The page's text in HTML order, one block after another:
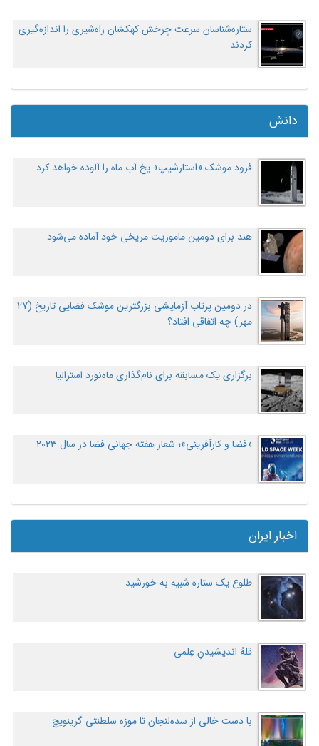
ستاره‌شناسان سرعت چرخش کهکشان راه‌شیری را اندازه‌گیری
کردند
دانش
فرود موشک «استارشیپ» یخ آب ماه را آلوده خواهد کرد
هند برای دومین ماموریت مریخی خود آماده می‌شود
در دومین پرتاب آزمایشی بزرگترین موشک فضایی تاریخ (27
مهر‌) چه اتفاقی افتاد؟
برگزاری یک مسابقه برای نام‌گذاری ماه‌نورد استرالیا
«فضا و کارآفرینی»؛ شعار هفته جهانی فضا در سال ۲۰۲۳
اخبار ایران
طلوع یک ستاره شبیه به خورشید
قلهُ اندیشیدنِ عِلمی
با دست خالی از سده‌لنجان تا موزه سلطنتی گرینویچ